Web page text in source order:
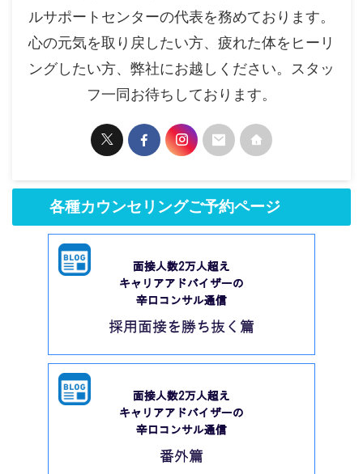
ルサポートセンターの代表を務めております。
心の元気を取り戻したい方、疲れた体をヒーリ
ングしたい方、弊社にお越しください。スタッ
フ一同お待ちしております。
各種カウンセリングご予約ページ